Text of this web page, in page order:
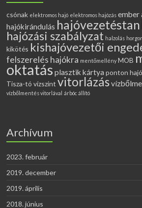
csónak elektromos hajó elektromos hajózás ember
hajókirándulás hajóvezetéstan
hajózási szabályzat halzolás
kikötés kishajóvezetői
felszerelés hajókra mentőmellény MOB
oktatás plasztik kártya ponton hajó
Tisza-tó vízszint vitorlázás
vízbőlmentés vitorlával árbóc állító
Archívum
2023. február
2019. december
2019. április
2018. június